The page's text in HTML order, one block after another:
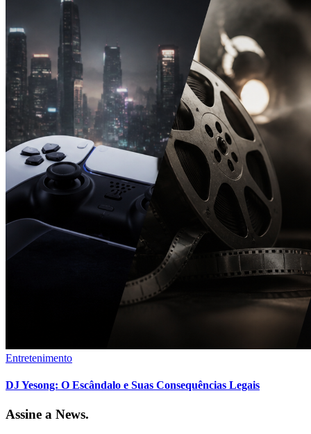
Entretenimento
DJ Yesong: O Escândalo e Suas Consequências Legais
Assine a News.